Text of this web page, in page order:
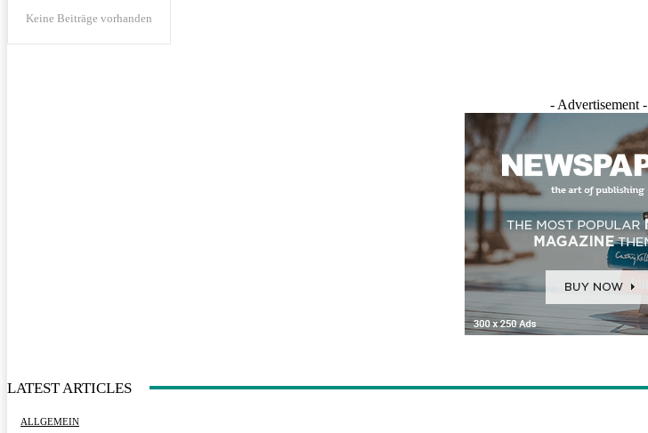
Keine Beiträge vorhanden
- Advertisement -
LATEST ARTICLES
ALLGEMEIN